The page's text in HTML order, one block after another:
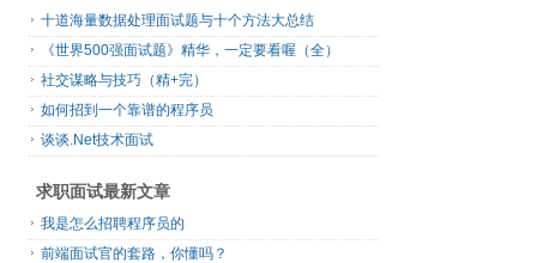
十道海量数据处理面试题与十个方法大总结
《世界500强面试题》精华，一定要看喔（全）
社交谋略与技巧（精+完）
如何招到一个靠谱的程序员
谈谈.Net技术面试
求职面试最新文章
我是怎么招聘程序员的
前端面试官的套路，你懂吗？